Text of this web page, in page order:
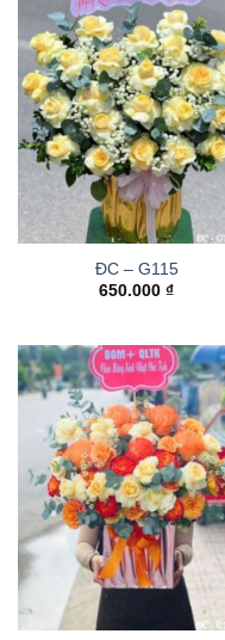
ĐC – G115
650.000 ₫